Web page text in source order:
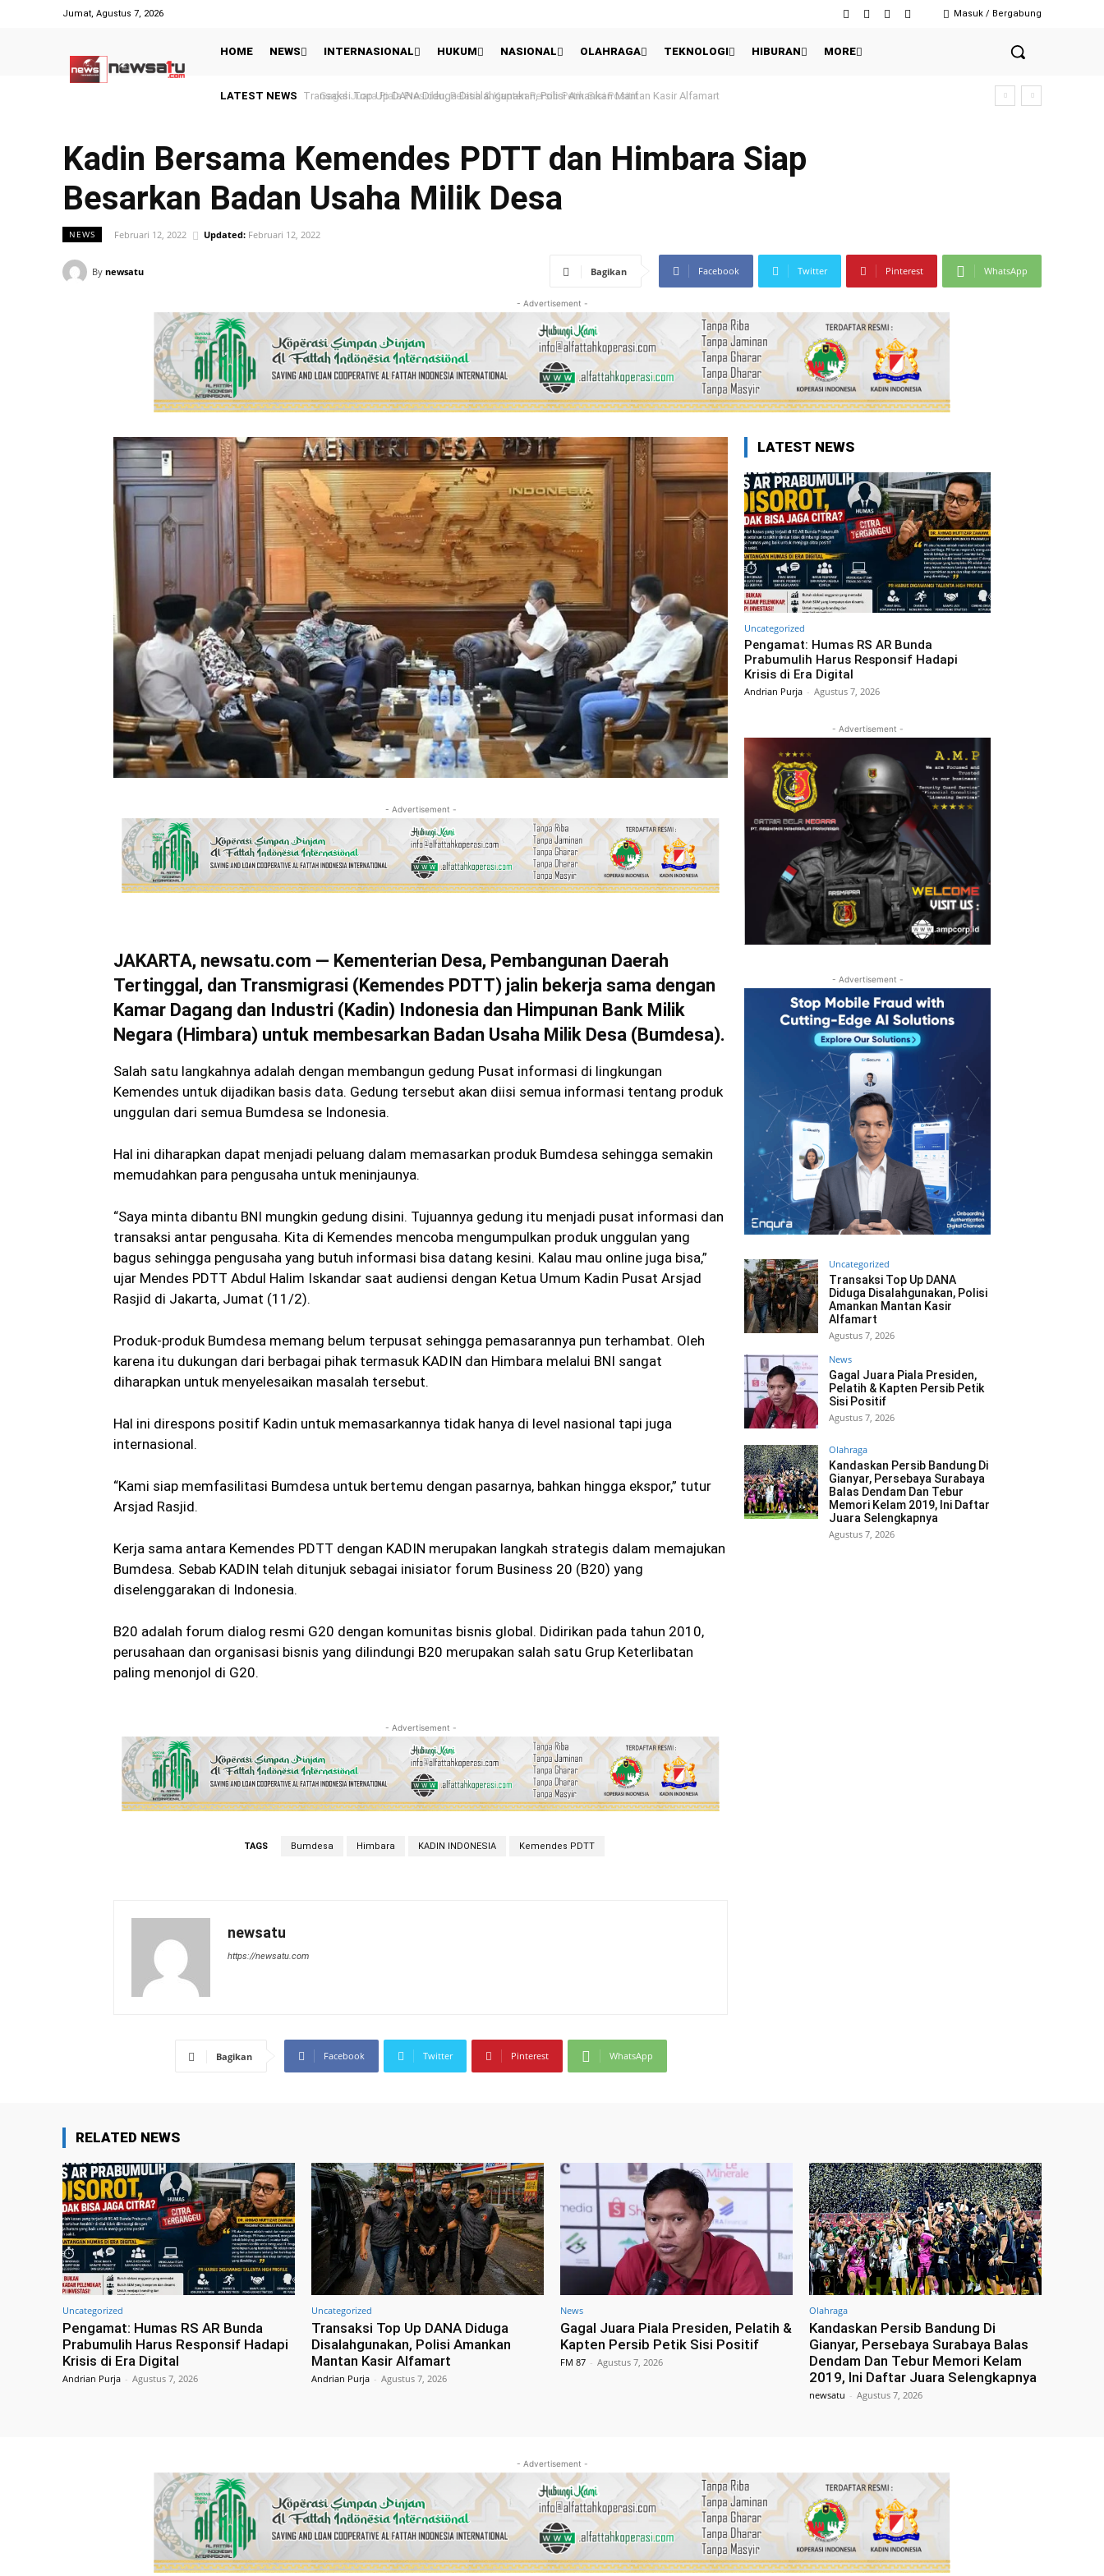
Jumat, Agustus 7, 2026 Masuk / Bergabung
HOME NEWS INTERNASIONAL HUKUM NASIONAL OLAHRAGA TEKNOLOGI HIBURAN MORE
LATEST NEWS Gagal Juara Piala Presiden, Pelatih & Kapten Persib Petik Sisi Positif
Kadin Bersama Kemendes PDTT dan Himbara Siap
Besarkan Badan Usaha Milik Desa
NEWS Februari 12, 2022 Updated: Februari 12, 2022
By newsatu Bagikan Facebook Twitter Pinterest WhatsApp
- Advertisement -
- Advertisement -
JAKARTA, newsatu.com — Kementerian Desa, Pembangunan Daerah
Tertinggal, dan Transmigrasi (Kemendes PDTT) jalin bekerja sama dengan
Kamar Dagang dan Industri (Kadin) Indonesia dan Himpunan Bank Milik
Negara (Himbara) untuk membesarkan Badan Usaha Milik Desa (Bumdesa).
Salah satu langkahnya adalah dengan membangun gedung Pusat informasi di lingkungan
Kemendes untuk dijadikan basis data. Gedung tersebut akan diisi semua informasi tentang produk
unggulan dari semua Bumdesa se Indonesia.
Hal ini diharapkan dapat menjadi peluang dalam memasarkan produk Bumdesa sehingga semakin
memudahkan para pengusaha untuk meninjaunya.
“Saya minta dibantu BNI mungkin gedung disini. Tujuannya gedung itu menjadi pusat informasi dan
transaksi antar pengusaha. Kita di Kemendes mencoba mengumpulkan produk unggulan yang
bagus sehingga pengusaha yang butuh informasi bisa datang kesini. Kalau mau online juga bisa,”
ujar Mendes PDTT Abdul Halim Iskandar saat audiensi dengan Ketua Umum Kadin Pusat Arsjad
Rasjid di Jakarta, Jumat (11/2).
Produk-produk Bumdesa memang belum terpusat sehingga pemasarannya pun terhambat. Oleh
karena itu dukungan dari berbagai pihak termasuk KADIN dan Himbara melalui BNI sangat
diharapkan untuk menyelesaikan masalah tersebut.
Hal ini direspons positif Kadin untuk memasarkannya tidak hanya di level nasional tapi juga
internasional.
“Kami siap memfasilitasi Bumdesa untuk bertemu dengan pasarnya, bahkan hingga ekspor,” tutur
Arsjad Rasjid.
Kerja sama antara Kemendes PDTT dengan KADIN merupakan langkah strategis dalam memajukan
Bumdesa. Sebab KADIN telah ditunjuk sebagai inisiator forum Business 20 (B20) yang
diselenggarakan di Indonesia.
B20 adalah forum dialog resmi G20 dengan komunitas bisnis global. Didirikan pada tahun 2010,
perusahaan dan organisasi bisnis yang dilindungi B20 merupakan salah satu Grup Keterlibatan
paling menonjol di G20.
- Advertisement -
TAGS Bumdesa Himbara KADIN INDONESIA Kemendes PDTT
newsatu
https://newsatu.com
Bagikan Facebook Twitter Pinterest WhatsApp
LATEST NEWS
Uncategorized
Pengamat: Humas RS AR Bunda
Prabumulih Harus Responsif Hadapi
Krisis di Era Digital
Andrian Purja - Agustus 7, 2026
- Advertisement -
- Advertisement -
Uncategorized
Transaksi Top Up DANA
Diduga Disalahgunakan, Polisi
Amankan Mantan Kasir
Alfamart
Agustus 7, 2026
News
Gagal Juara Piala Presiden,
Pelatih & Kapten Persib Petik
Sisi Positif
Agustus 7, 2026
Olahraga
Kandaskan Persib Bandung Di
Gianyar, Persebaya Surabaya
Balas Dendam Dan Tebur
Memori Kelam 2019, Ini Daftar
Juara Selengkapnya
Agustus 7, 2026
RELATED NEWS
Uncategorized
Pengamat: Humas RS AR Bunda
Prabumulih Harus Responsif Hadapi
Krisis di Era Digital
Andrian Purja - Agustus 7, 2026
Uncategorized
Transaksi Top Up DANA Diduga
Disalahgunakan, Polisi Amankan
Mantan Kasir Alfamart
Andrian Purja - Agustus 7, 2026
News
Gagal Juara Piala Presiden, Pelatih &
Kapten Persib Petik Sisi Positif
FM 87 - Agustus 7, 2026
Olahraga
Kandaskan Persib Bandung Di
Gianyar, Persebaya Surabaya Balas
Dendam Dan Tebur Memori Kelam
2019, Ini Daftar Juara Selengkapnya
newsatu - Agustus 7, 2026
- Advertisement -